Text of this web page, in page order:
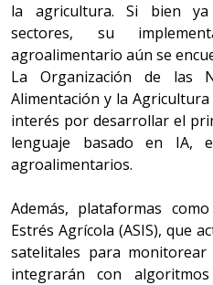
la agricultura. Si bien
sectores, su
agroalimentario aún se
La Organización de las
Alimentación y la Agricultura
interés por desarrollar el
lenguaje basado en IA,
agroalimentarios.
Además, plataformas
Estrés Agrícola (ASIS), que
satelitales para monitorear
integrarán con